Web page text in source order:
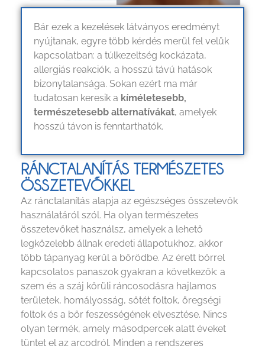
Bár ezek a kezelések látványos eredményt
nyújtanak, egyre több kérdés merül fel velük
kapcsolatban: a túlkezeltség kockázata,
allergiás reakciók, a hosszú távú hatások
bizonytalansága. Sokan ezért ma már
tudatosan keresik a kíméletesebb,
természetesebb alternatívákat, amelyek
hosszú távon is fenntarthatók.
RÁNCTALANÍTÁS TERMÉSZETES
ÖSSZETEVŐKKEL
Az ránctalanítás alapja az egészséges összetevők
használatáról szól. Ha olyan természetes
összetevőket használsz, amelyek a lehető
legközelebb állnak eredeti állapotukhoz, akkor
több tápanyag kerül a bőrödbe. Az érett bőrrel
kapcsolatos panaszok gyakran a következők: a
szem és a száj körüli ráncosodásra hajlamos
területek, homályosság, sötét foltok, öregségi
foltok és a bőr feszességének elvesztése. Nincs
olyan termék, amely másodpercek alatt éveket
tüntet el az arcodról. Minden a rendszeres